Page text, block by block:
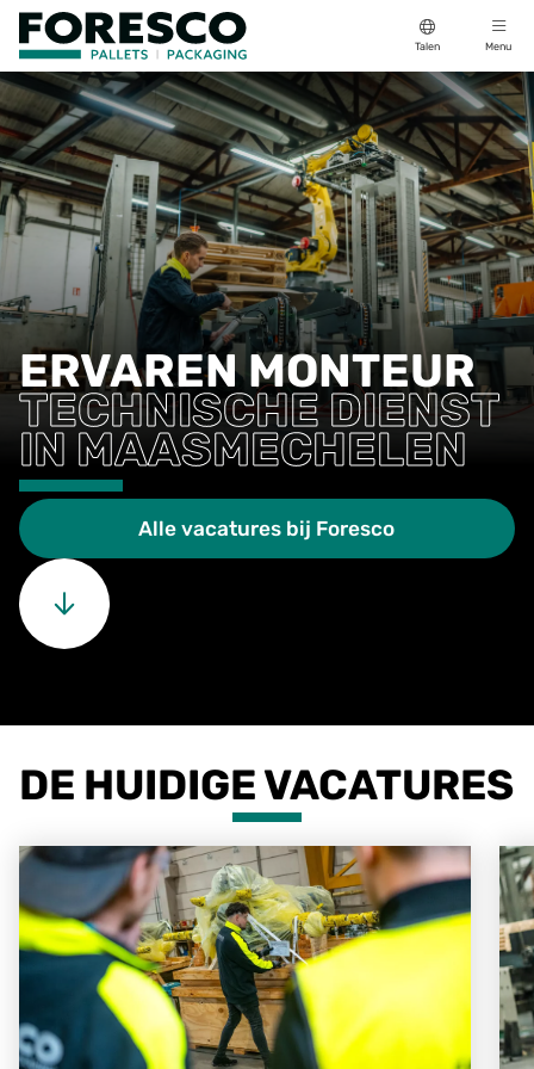
Talen Menu
ERVAREN MONTEUR
TECHNISCHE DIENST
IN MAASMECHELEN
Alle vacatures bij Foresco
DE HUIDIGE VACATURES